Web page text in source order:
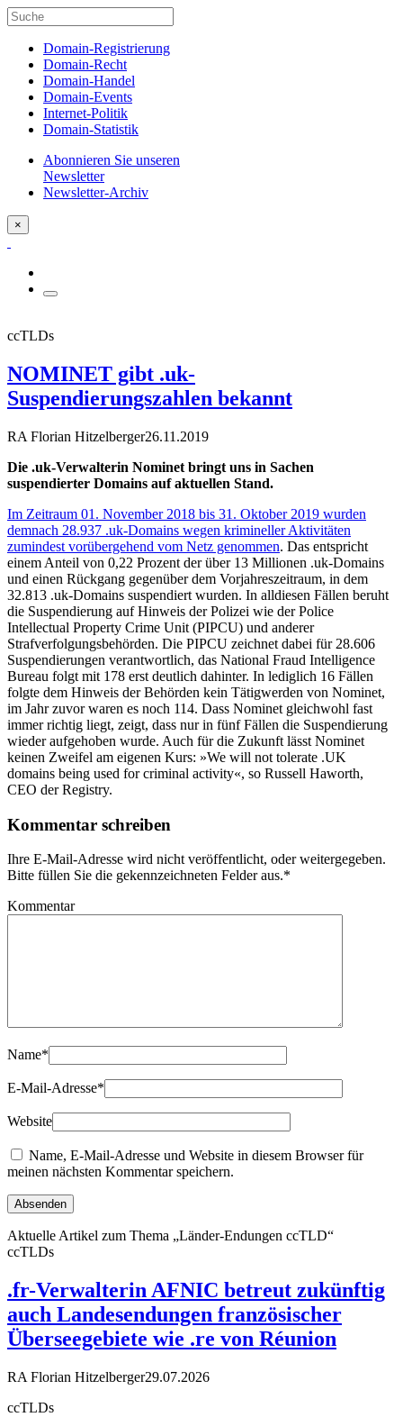
Domain-Registrierung
Domain-Recht
Domain-Handel
Domain-Events
Internet-Politik
Domain-Statistik
Abonnieren Sie unseren
Newsletter
Newsletter-Archiv
×
ccTLDs
NOMINET gibt .uk-
Suspendierungszahlen bekannt
RA Florian Hitzelberger26.11.2019
Die .uk-Verwalterin Nominet bringt uns in Sachen
suspendierter Domains auf aktuellen Stand.
Im Zeitraum 01. November 2018 bis 31. Oktober 2019 wurden
demnach 28.937 .uk-Domains wegen krimineller Aktivitäten
zumindest vorübergehend vom Netz genommen. Das entspricht
einem Anteil von 0,22 Prozent der über 13 Millionen .uk-Domains
und einen Rückgang gegenüber dem Vorjahreszeitraum, in dem
32.813 .uk-Domains suspendiert wurden. In alldiesen Fällen beruht
die Suspendierung auf Hinweis der Polizei wie der Police
Intellectual Property Crime Unit (PIPCU) und anderer
Strafverfolgungsbehörden. Die PIPCU zeichnet dabei für 28.606
Suspendierungen verantwortlich, das National Fraud Intelligence
Bureau folgt mit 178 erst deutlich dahinter. In lediglich 16 Fällen
folgte dem Hinweis der Behörden kein Tätigwerden von Nominet,
im Jahr zuvor waren es noch 114. Dass Nominet gleichwohl fast
immer richtig liegt, zeigt, dass nur in fünf Fällen die Suspendierung
wieder aufgehoben wurde. Auch für die Zukunft lässt Nominet
keinen Zweifel am eigenen Kurs: »We will not tolerate .UK
domains being used for criminal activity«, so Russell Haworth,
CEO der Registry.
Kommentar schreiben
Ihre E-Mail-Adresse wird nicht veröffentlicht, oder weitergegeben.
Bitte füllen Sie die gekennzeichneten Felder aus.*
Kommentar
Name*
E-Mail-Adresse*
Website
Name, E-Mail-Adresse und Website in diesem Browser für
meinen nächsten Kommentar speichern.
Aktuelle Artikel zum Thema „Länder-Endungen ccTLD“
ccTLDs
.fr-Verwalterin AFNIC betreut zukünftig
auch Landesendungen französischer
Überseegebiete wie .re von Réunion
RA Florian Hitzelberger29.07.2026
ccTLDs